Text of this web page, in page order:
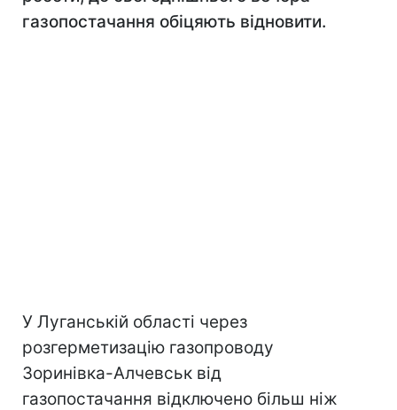
газопостачання обіцяють відновити.
У Луганській області через
розгерметизацію газопроводу
Зоринівка-Алчевськ від
газопостачання відключено більш ніж